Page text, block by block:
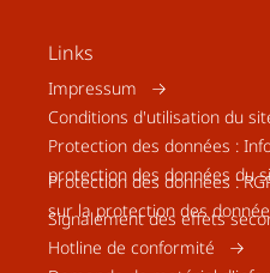
Links
Impressum
Conditions d'utilisation du
Protection des données :
protection des données du
Protection des données :
sur la protection des
Signalement des effets
Hotline de conformité